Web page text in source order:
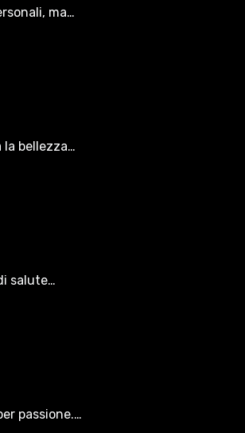
ma…
bellezza…
salute…
passione.…